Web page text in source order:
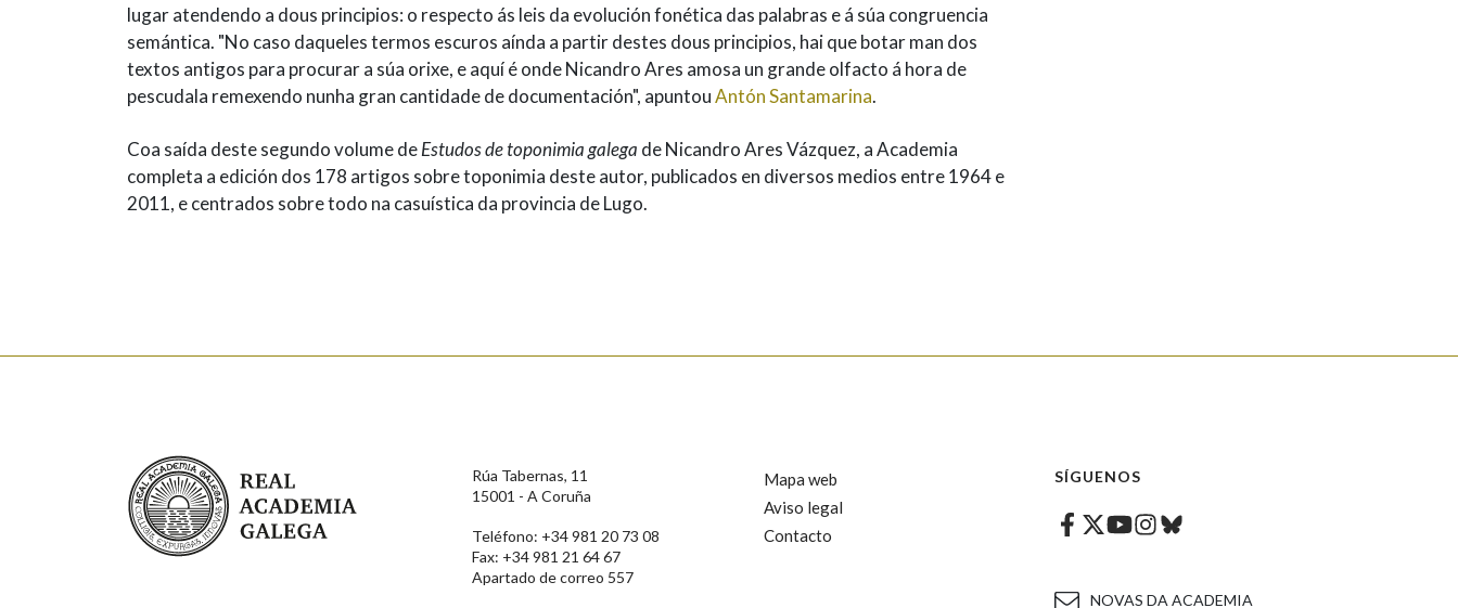
lugar atendendo a dous principios: o respecto ás leis da evolución fonética das palabras e á súa congruencia
semántica. "No caso daqueles termos escuros aínda a partir destes dous principios, hai que botar man dos
textos antigos para procurar a súa orixe, e aquí é onde Nicandro Ares amosa un grande olfacto á hora de
pescudala remexendo nunha gran cantidade de documentación", apuntouAntón Santamarina.
Coa saída deste segundo volume deEstudos de toponimia galega de Nicandro Ares Vázquez, a Academia
completa a edición dos 178 artigos sobre toponimia deste autor, publicados en diversos medios entre 1964 e
2011, e centrados sobre todo na casuística da provincia de Lugo.
Real Academia Galega
Rúa Tabernas, 11
15001 - A Coruña
Teléfono: +34 981 20 73 08
Fax: +34 981 21 64 67
Apartado de correo 557
Mapa web
Aviso legal
Contacto
SÍGUENOS
Facebook
Twitter
Youtube
Instagram
Bluesky
NOVAS DA ACADEMIA